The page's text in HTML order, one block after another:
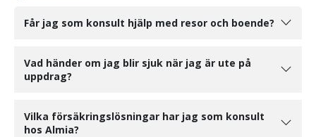
Får jag som konsult hjälp med resor och boende?
Vad händer om jag blir sjuk när jag är ute på
uppdrag?
Vilka försäkringslösningar har jag som konsult
hos Almia?